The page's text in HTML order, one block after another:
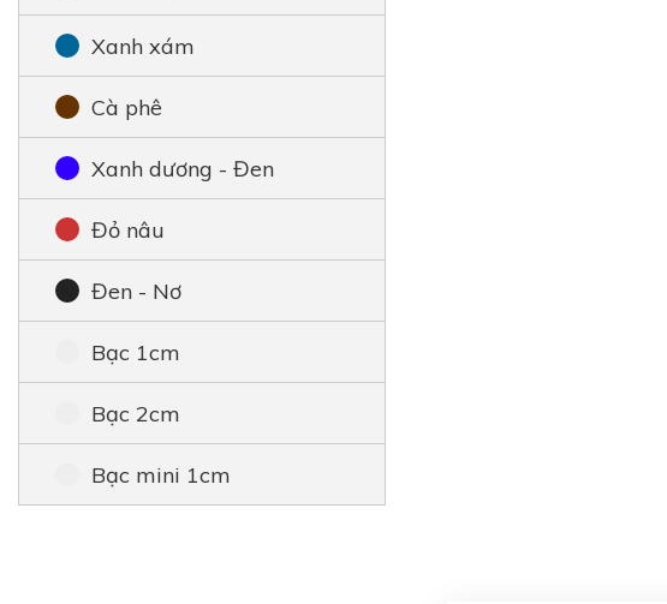
Xanh xám
Cà phê
Xanh dương - Đen
Đỏ nâu
Đen - Nơ
Bạc 1cm
Bạc 2cm
Bạc mini 1cm